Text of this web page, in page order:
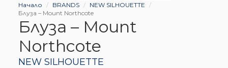
Начало BRANDS
NEW SILHOUETTE
Блуза – Mount Northcote
Блуза – Mount
Northcote
NEW SILHOUETTE